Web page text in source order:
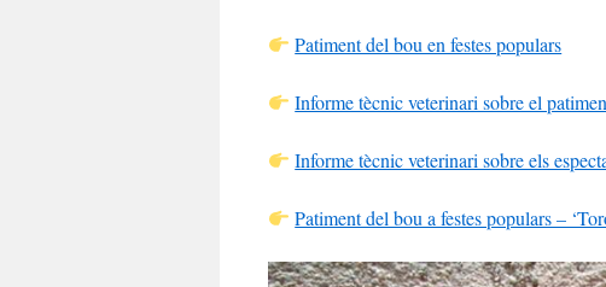
Patiment del bou en festes populars
Informe tècnic veterinari sobre el
Informe tècnic veterinari sobre els
Patiment del bou a festes populars –